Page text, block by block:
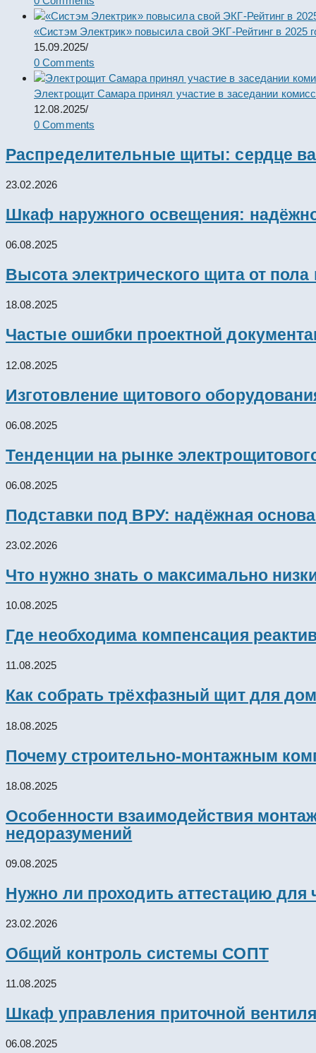
«Систэм Электрик» повысила свой ЭКГ-Рейтинг в 2025
15.09.2025/
0 Comments
Электрощит Самара принял участие в заседании
12.08.2025/
0 Comments
Распределительные щиты: сердце
23.02.2026
Шкаф наружного освещения:
06.08.2025
Высота электрического щита от
18.08.2025
Частые ошибки проектной
12.08.2025
Изготовление щитового
06.08.2025
Тенденции на рынке
06.08.2025
Подставки под ВРУ: надёжная
23.02.2026
Что нужно знать о максимально
10.08.2025
Где необходима компенсация
11.08.2025
Как собрать трёхфазный щит для
18.08.2025
Почему строительно-монтажным
18.08.2025
Особенности взаимодействия
недоразумений
09.08.2025
Нужно ли проходить аттестацию для
23.02.2026
Общий контроль системы СОПТ
11.08.2025
Шкаф управления приточной
06.08.2025